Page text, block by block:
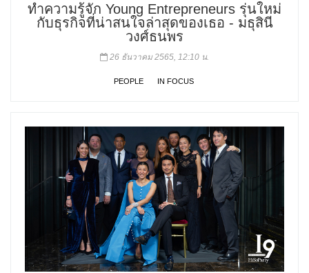
ทำความรู้จัก Young Entrepreneurs รุ่นใหม่
กับธุรกิจที่น่าสนใจล่าสุดของเธอ - มธุสินี
วงศ์ธนพร
26 ธันวาคม 2565, 12:10 น.
PEOPLE IN FOCUS